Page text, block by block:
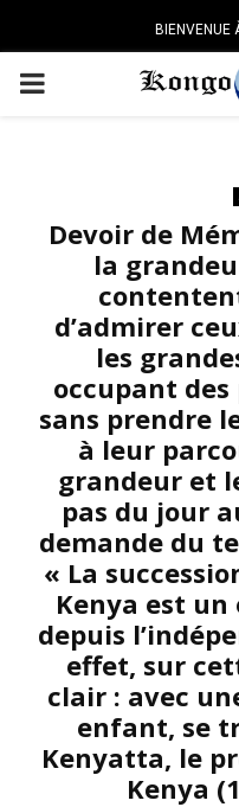
BIENVENUE
PRIMARY
Devoir de
la
d’admirer
les
occupant
sans prendre
à leur
grandeur et
pas du jour
demande du
« La
Kenya est
depuis
effet, sur
clair : avec
enfant, se
Kenyatta, le
Kenya